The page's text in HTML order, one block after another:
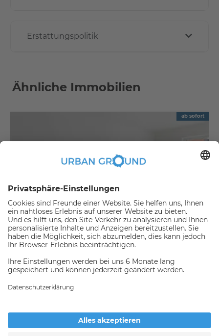
Erstattungspolitik
Ähnliche Immobilien
ab sofort
€1.090,00 per month
Mitte:Mitte
57.88 m2 | 2Zimmer | Unmöbliert
Apartment Online gebucht,
Verfügbar